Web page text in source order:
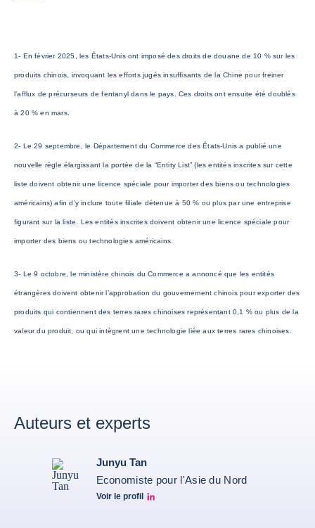
1- En février 2025, les États-Unis ont imposé des droits de douane de 10 % sur les
produits chinois, invoquant les efforts jugés insuffisants de la Chine pour freiner
l’afflux de précurseurs de fentanyl dans le pays. Ces droits ont ensuite été doublés
à 20 % en mars.
2- Le 29 septembre, le Département du Commerce des États-Unis a publié une
nouvelle règle élargissant la portée de la “Entity List” (les entités inscrites sur cette
liste doivent obtenir une licence spéciale pour importer des biens ou technologies
américains) afin d’y inclure toute filiale détenue à 50 % ou plus par une entreprise
figurant sur la liste. Les entités inscrites doivent obtenir une licence spéciale pour
importer des biens ou technologies américains.
3- Le 9 octobre, le ministère chinois du Commerce a annoncé que les entités
étrangères doivent obtenir l’approbation du gouvernement chinois pour exporter des
produits qui contiennent des terres rares chinoises représentant 0,1 % ou plus de la
valeur du produit, ou qui intègrent une technologie liée aux terres rares chinoises.
Auteurs et experts
Junyu Tan
Economiste pour l'Asie du Nord
Voir le profil
Junyu Tan Linkedin Profile